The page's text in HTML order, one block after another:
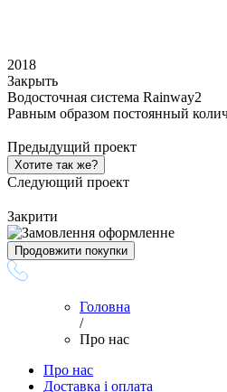
2018
Закрыть
Водосточная система Rainway2
Равным образом постоянный
Предыдущий проект
Хотите так же?
Следующий проект
Закрити
Продовжити покупки
Головна
/
Про нас
Про нас
Доставка і оплата